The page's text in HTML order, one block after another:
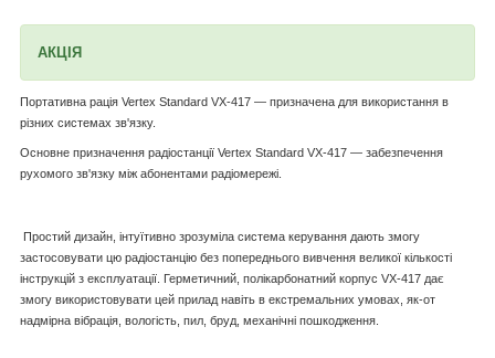
АКЦІЯ
Портативна рація Vertex Standard VX-417 — призначена для використання в
різних системах зв'язку.
Основне призначення радіостанції Vertex Standard VX-417 — забезпечення
рухомого зв'язку між абонентами радіомережі.
Простий дизайн, інтуїтивно зрозуміла система керування дають змогу
застосовувати цю радіостанцію без попереднього вивчення великої кількості
інструкцій з експлуатації. Герметичний, полікарбонатний корпус VX-417 дає
змогу використовувати цей прилад навіть в екстремальних умовах, як-от
надмірна вібрація, вологість, пил, бруд, механічні пошкодження.